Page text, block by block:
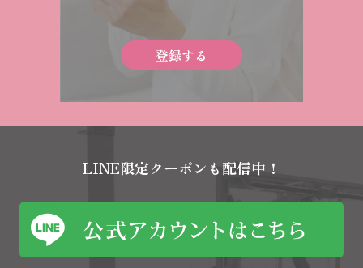
登録する
LINE限定クーポンも配信中！